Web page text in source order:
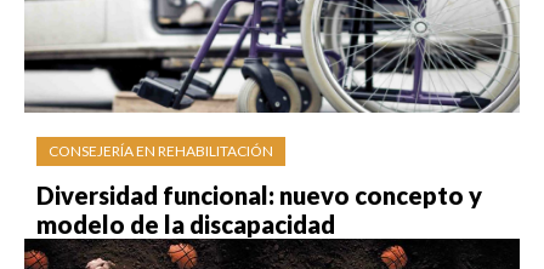
CONSEJERÍA EN REHABILITACIÓN
Diversidad funcional: nuevo concepto y
modelo de la discapacidad